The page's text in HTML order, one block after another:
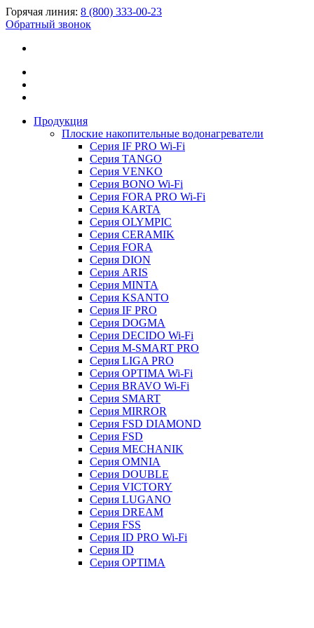
Горячая линия: 8 (800) 333-00-23
Обратный звонок
Продукция
Плоские накопительные водонагреватели
Серия IF PRO Wi-Fi
Серия TANGO
Серия VENKO
Серия BONO Wi-Fi
Серия FORA PRO Wi-Fi
Серия KARTA
Серия OLYMPIC
Серия CERAMIK
Серия FORA
Серия DION
Серия ARIS
Серия MINTA
Серия KSANTO
Серия IF PRO
Серия DOGMA
Серия DECIDO Wi-Fi
Серия M-SMART PRO
Серия LIGA PRO
Серия OPTIMA Wi-Fi
Серия BRAVO Wi-Fi
Серия SMART
Серия MIRROR
Серия FSD DIAMOND
Серия FSD
Серия MECHANIK
Серия OMNIA
Серия DOUBLE
Серия VICTORY
Серия LUGANO
Серия DREAM
Серия FSS
Серия ID PRO Wi-Fi
Серия ID
Серия OPTIMA